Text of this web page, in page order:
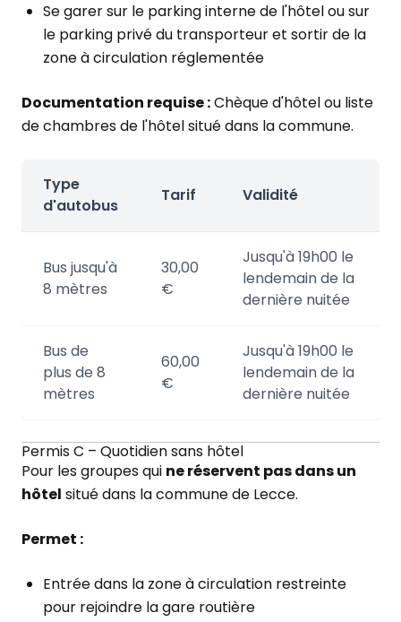
Se garer sur le parking interne de l'hôtel ou sur
le parking privé du transporteur et sortir de la
zone à circulation réglementée
Documentation requise :Chèque d'hôtel ou liste
de chambres de l'hôtel situé dans la commune.
Type
d'autobus
Tarif Validité
Bus jusqu'à
8 mètres
30,00
€
Jusqu'à 19h00 le
lendemain de la
dernière nuitée
Bus de
plus de 8
mètres
60,00
€
Jusqu'à 19h00 le
lendemain de la
dernière nuitée
Permis C – Quotidien sans hôtel
Pour les groupes qui ne réservent pas dans un
hôtel situé dans la commune de Lecce.
Permet :
Entrée dans la zone à circulation restreinte
pour rejoindre la gare routière